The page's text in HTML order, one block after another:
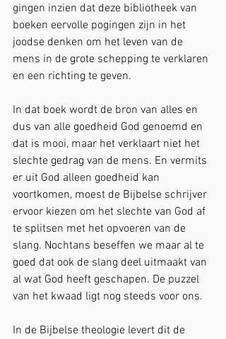
gingen inzien dat deze bibliotheek van
boeken eervolle pogingen zijn in het
joodse denken om het leven van de
mens in de grote schepping te verklaren
en een richting te geven.
In dat boek wordt de bron van alles en
dus van alle goedheid God genoemd en
dat is mooi, maar het verklaart niet het
slechte gedrag van de mens. En vermits
er uit God alleen goedheid kan
voortkomen, moest de Bijbelse schrijver
ervoor kiezen om het slechte van God af
te splitsen met het opvoeren van de
slang. Nochtans beseffen we maar al te
goed dat ook de slang deel uitmaakt van
al wat God heeft geschapen. De puzzel
van het kwaad ligt nog steeds voor ons.
In de Bijbelse theologie levert dit de